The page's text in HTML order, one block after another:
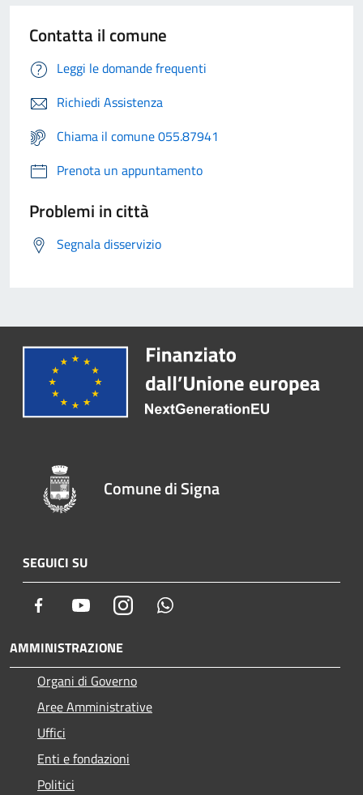
Contatta il comune
Leggi le domande frequenti
Richiedi Assistenza
Chiama il comune 055.87941
Prenota un appuntamento
Problemi in città
Segnala disservizio
Comune di Signa
SEGUICI SU
Facebook YoutubeInstagram
AMMINISTRAZIONE
Organi di Governo
Aree Amministrative
Uffici
Enti e fondazioni
Politici